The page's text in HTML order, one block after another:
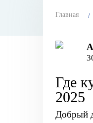
Главная
Где
2025
Добрый